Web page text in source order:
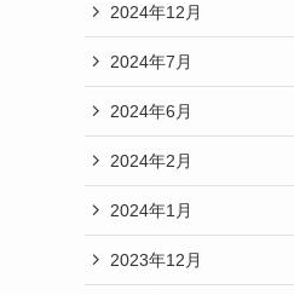
2024年12月
2024年7月
2024年6月
2024年2月
2024年1月
2023年12月